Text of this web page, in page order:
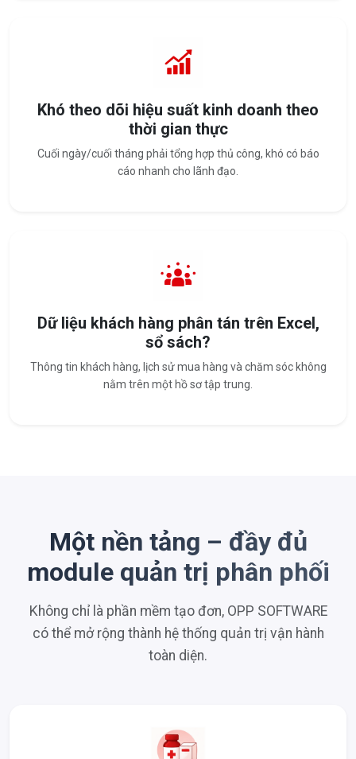
Khó theo dõi hiệu suất kinh doanh theo
thời gian thực
Cuối ngày/cuối tháng phải tổng hợp thủ công, khó có báo
cáo nhanh cho lãnh đạo.
Dữ liệu khách hàng phân tán trên Excel,
sổ sách?
Thông tin khách hàng, lịch sử mua hàng và chăm sóc không
nằm trên một hồ sơ tập trung.
Một nền tảng – đầy đủ
module quản trị phân phối
Không chỉ là phần mềm tạo đơn, OPP SOFTWARE
có thể mở rộng thành hệ thống quản trị vận hành
toàn diện.